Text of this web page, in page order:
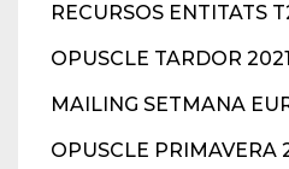
RECURSOS ENTITATS
OPUSCLE TARDOR 2021
MAILING SETMANA
OPUSCLE PRIMAVERA